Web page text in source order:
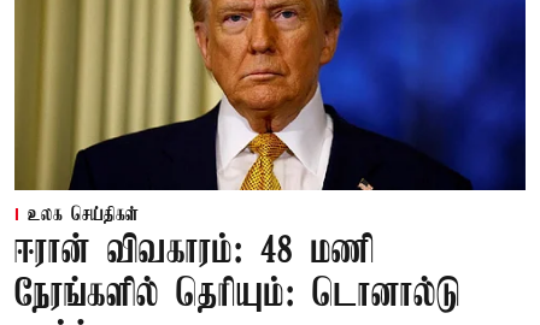
உலக செய்திகள்
ஈரான் விவகாரம்: 48 மணி
நேரங்களில் தெரியும்: டொனால்டு